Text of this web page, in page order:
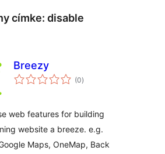
címke: disable
Breezy
(0értékelés
összesen
)
web features for building
website a breeze. e.g.
Maps, OneMap, Back